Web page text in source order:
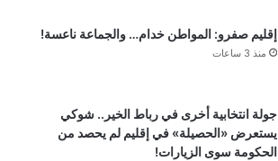
إقليم صفرو: المواطن خدام… والجماعة ناعسة!
منذ 3 ساعات
جولة انتخابية أخرى في رباط الخير.. شوكي
يستعرض «الحصيلة» في إقليم لم يحصد من
الحكومة سوى الزيارات!